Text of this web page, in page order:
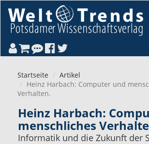
Startseite
Artikel
Heinz Harbach: Computer und
Verhalten.
Heinz Harbach:
menschliches
Informatik und die Zukunft der